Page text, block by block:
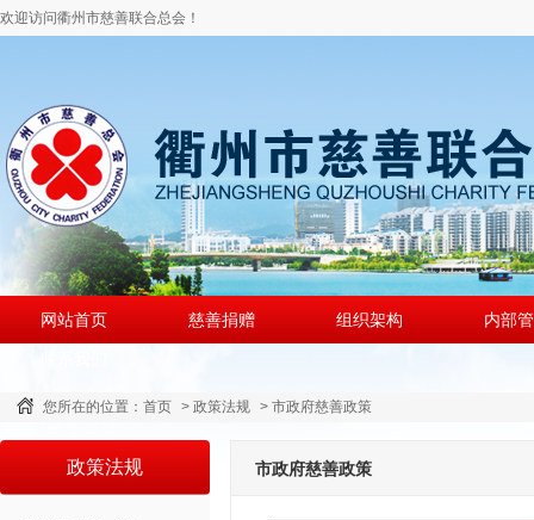
欢迎访问衢州市慈善联合总会！
网站首页 慈善捐赠 组织架构 内部
您所在的位置： 首页 > 政策法规 > 市政府慈善政策
政策法规 市政府慈善政策